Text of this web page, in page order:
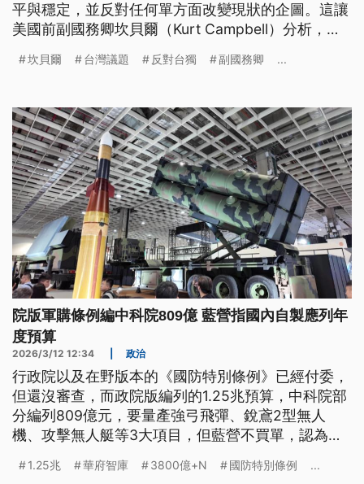
平與穩定，並反對任何單方面改變現狀的企圖。這讓
美國前副國務卿坎貝爾（Kurt Campbell）分析，高
性，但也指出，不確定這些觀點是否會出現在之後的
台灣議題上讓步，像是要求他正式表態反對台獨。
坎貝爾 台灣議題 反對台獨 副國務卿 ...
院版軍購條例編中科院809億 藍營指國內自製應列年
度預算
2026/3/12 12:34 政治
行政院以及在野版本的《國防特別條例》已經付委，
但還沒審查，而政院版編列的1.25兆預算，中科院部
分編列809億元，要量產強弓飛彈、銳鳶2型無人
機、攻擊無人艇等3大項目，但藍營不買單，認為國
府智庫研究員許毓仁說，如果《國防特別條例》最後
1.25兆 華府智庫 3800億+N 國防特別條例 ...